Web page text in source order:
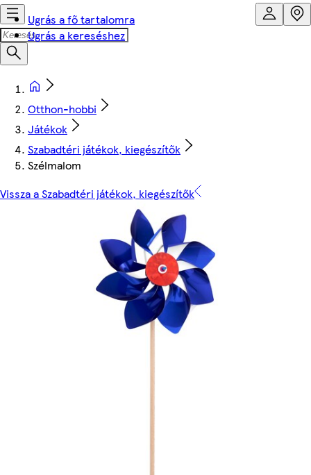
Ugrás a fő tartalomra
Ugrás a kereséshez
Otthon-hobbi
Játékok
Szabadtéri játékok, kiegészítők
Szélmalom
Vissza a Szabadtéri játékok, kiegészítők